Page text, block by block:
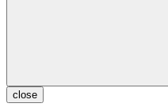
close